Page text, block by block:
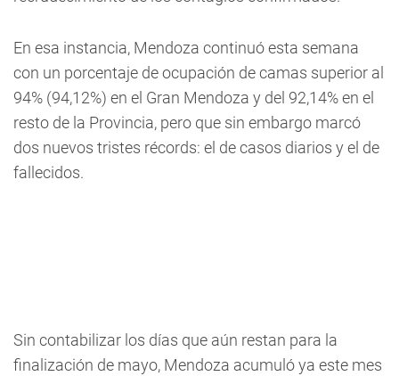
En esa instancia, Mendoza continuó esta semana
con un porcentaje de ocupación de camas superior al
94% (94,12%) en el Gran Mendoza y del 92,14% en el
resto de la Provincia, pero que sin embargo marcó
dos nuevos tristes récords: el de casos diarios y el de
fallecidos.
Sin contabilizar los días que aún restan para la
finalización de mayo, Mendoza acumuló ya este mes